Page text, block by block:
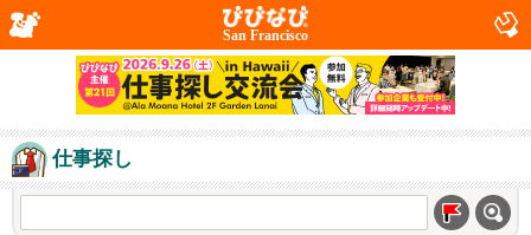
San Francisco
仕事探し